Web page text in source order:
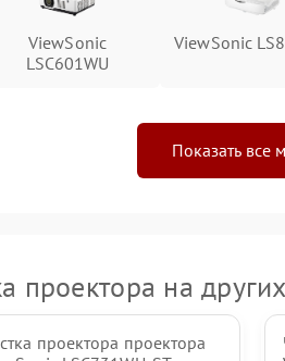
ViewSonic
LSC601WU
ViewSonic
Показать все
проектора на
проектора проектора